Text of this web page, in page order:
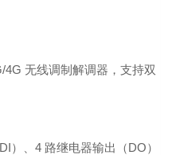
无线调制解调器，支持双
）、4 路继电器输出（DO）